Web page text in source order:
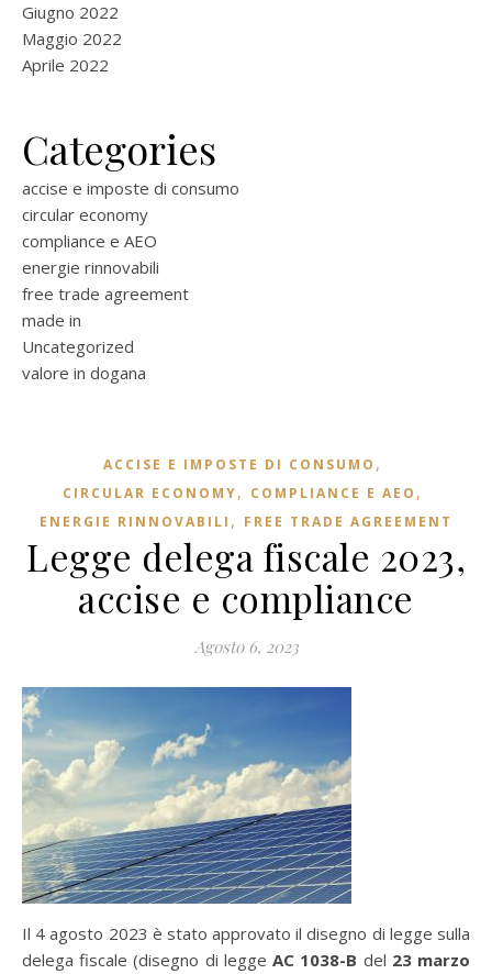
Giugno 2022
Maggio 2022
Aprile 2022
Categories
accise e imposte di consumo
circular economy
compliance e AEO
energie rinnovabili
free trade agreement
made in
Uncategorized
valore in dogana
ACCISE E IMPOSTE DI CONSUMO ,
CIRCULAR ECONOMY, COMPLIANCE E AEO ,
ENERGIE RINNOVABILI , FREE TRADE AGREEMENT
Legge delega fiscale 2023,
accise e compliance
Agosto 6, 2023
Il 4 agosto 2023 è stato approvato il disegno di legge sulla
delega fiscale (disegno di leggeAC 1038-B del 23 marzo